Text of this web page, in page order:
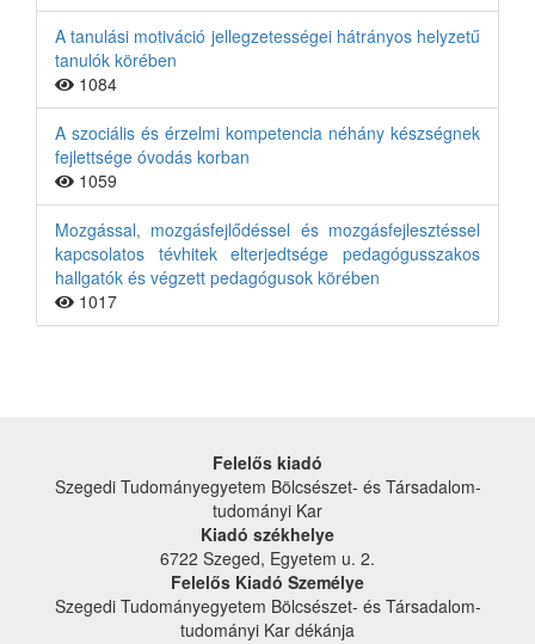
A tanulási motiváció jellegzetességei hátrányos helyzetű
tanulók körében
1084
A szociális és érzelmi kompetencia néhány készségnek
fejlettsége óvodás korban
1059
Mozgással, mozgásfejlődéssel és mozgásfejlesztéssel
kapcsolatos tévhitek elterjedtsége pedagógusszakos
hallgatók és végzett pedagógusok körében
1017
Felelős kiadó
Szegedi Tudományegyetem Bölcsészet- és Társadalom­
tudományi Kar
Kiadó székhelye
6722 Szeged, Egyetem u. 2.
Felelős Kiadó Személye
Szegedi Tudományegyetem Bölcsészet- és Társadalom­
tudományi Kar dékánja